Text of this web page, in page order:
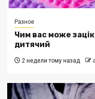
Разное
Чим вас може
дитячий
2 недели тому назад